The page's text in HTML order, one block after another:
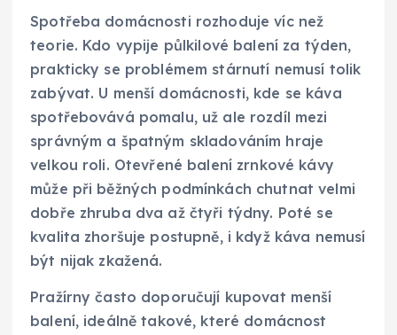
Spotřeba domácnosti rozhoduje víc než
teorie. Kdo vypije půlkilové balení za týden,
prakticky se problémem stárnutí nemusí tolik
zabývat. U menší domácnosti, kde se káva
spotřebovává pomalu, už ale rozdíl mezi
správným a špatným skladováním hraje
velkou roli. Otevřené balení zrnkové kávy
může při běžných podmínkách chutnat velmi
dobře zhruba dva až čtyři týdny. Poté se
kvalita zhoršuje postupně, i když káva nemusí
být nijak zkažená.
Pražírny často doporučují kupovat menší
balení, ideálně takové, které domácnost